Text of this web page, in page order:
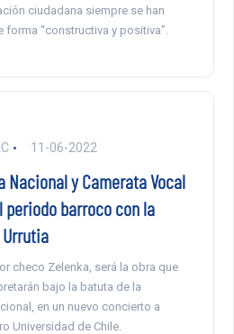
ciudadana siempre se han
“constructiva y positiva”.
11-06-2022
Nacional y Camerata Vocal
periodo barroco con la
checo Zelenka, será la obra que
bajo la batuta de la
en un nuevo concierto a
Universidad de Chile.